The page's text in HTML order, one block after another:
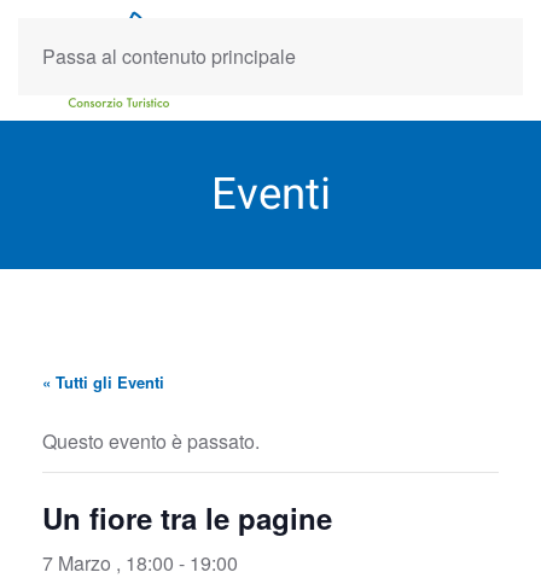
Passa al contenuto principale
Eventi
« Tutti gli Eventi
Questo evento è passato.
Un fiore tra le pagine
7 Marzo , 18:00 - 19:00